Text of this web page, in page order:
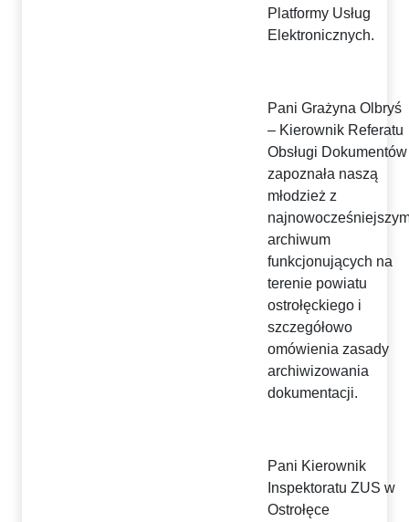
Platformy Usług
Elektronicznych.
Pani Grażyna Olbryś
– Kierownik Referatu
Obsługi Dokumentów
zapoznała naszą
młodzież z
archiwum
funkcjonujących na
terenie powiatu
ostrołęckiego i
szczegółowo
omówienia zasady
archiwizowania
dokumentacji.
Pani Kierownik
Inspektoratu ZUS w
Ostrołęce